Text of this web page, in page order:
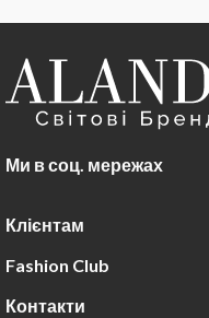
Ми в соц. мережах
Клієнтам
Fashion Club
Контакти